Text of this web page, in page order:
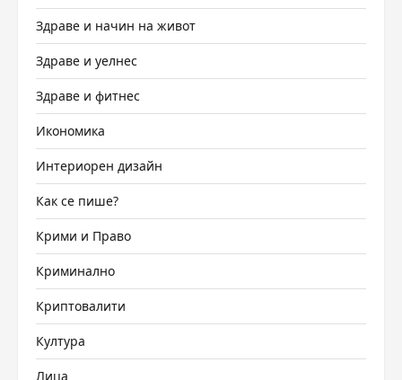
Здраве и начин на живот
Здраве и уелнес
Здраве и фитнес
Икономика
Интериорен дизайн
Как се пише?
Крими и Право
Криминално
Криптовалити
Култура
Лица